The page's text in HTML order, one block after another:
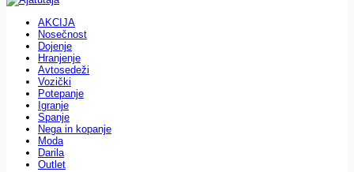
AKCIJA
Nosečnost
Dojenje
Hranjenje
Avtosedeži
Vozički
Potepanje
Igranje
Spanje
Nega in kopanje
Moda
Darila
Outlet